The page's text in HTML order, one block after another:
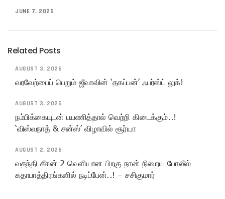
JUNE 7, 2025
Related Posts
AUGUST 3, 2026
வரவேற்பைப் பெறும் ஜீவாவின் ‘தகப்பன்’ ஃபர்ஸ்ட் லுக்!
AUGUST 3, 2026
நம்பிக்கையுடன் பயணித்தால் வெற்றி கிடைக்கும்..!
‘விஸ்வநாத் & சன்ஸ்’ விழாவில் சூர்யா
AUGUST 2, 2026
வதந்தி சீசன் 2 வெளியான பிறகு நான் நிறைய போலீஸ்
கதாபாத்திரங்களில் நடிப்பேன்..! – சசிகுமார்